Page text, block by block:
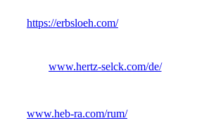
https://erbsloeh.com/
www.hertz-selck.com/de/
www.heb-ra.com/rum/